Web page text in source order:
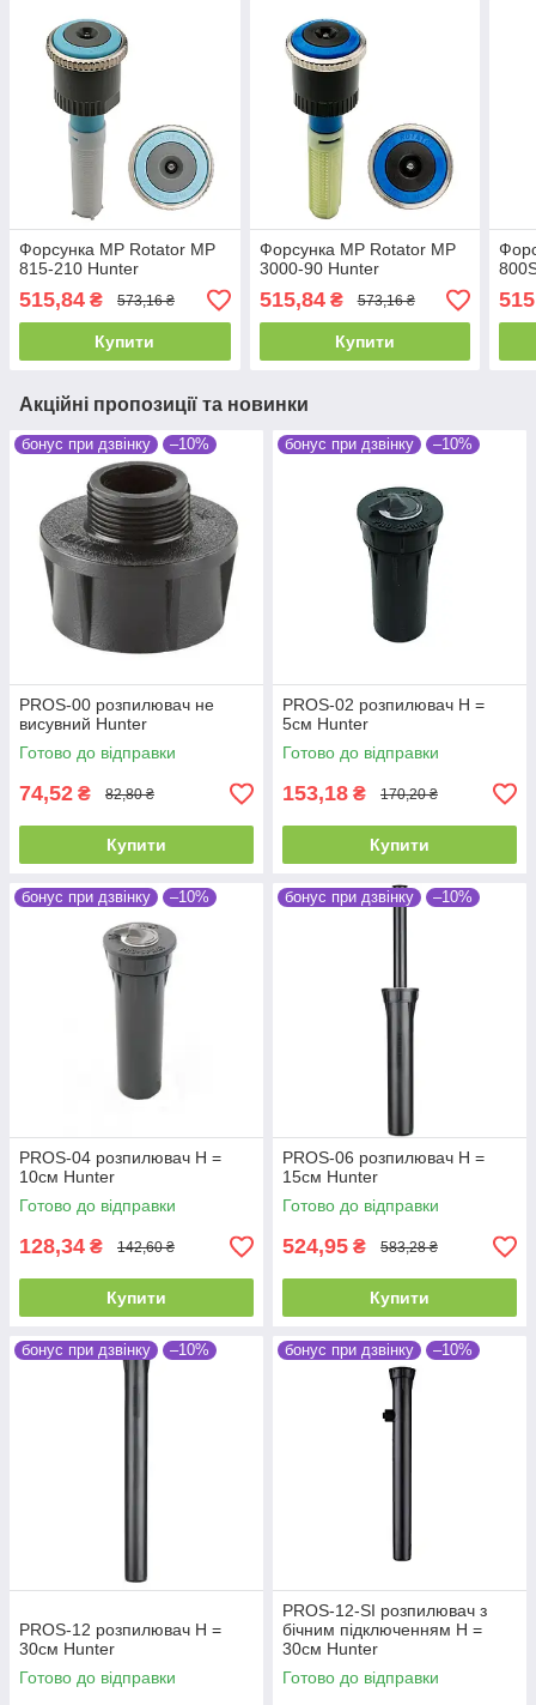
Форсунка MP Rotator MP
815-210 Hunter
515,84 ₴ 573,16 ₴
Купити
Форсунка MP Rotator MP
3000-90 Hunter
515,84₴ 573,16 ₴
Купити
Акційні пропозиції та новинки
бонус при дзвінку –10%
PROS-00 розпилювач не
висувний Hunter
Готово до відправки
74,52 ₴ 82,80 ₴
Купити
бонус при дзвінку –10%
PROS-02 розпилювач Н =
5см Hunter
Готово до відправки
153,18 ₴ 170,20 ₴
Купити
бонус при дзвінку –10%
PROS-04 розпилювач Н =
10см Hunter
Готово до відправки
128,34 ₴ 142,60 ₴
Купити
бонус при дзвінку –10%
PROS-06 розпилювач Н =
15см Hunter
Готово до відправки
524,95 ₴ 583,28 ₴
Купити
бонус при дзвінку –10%
PROS-12 розпилювач Н =
30см Hunter
Готово до відправки
бонус при дзвінку –10%
PROS-12-SI розпилювач з
бічним підключенням Н =
30см Hunter
Готово до відправки